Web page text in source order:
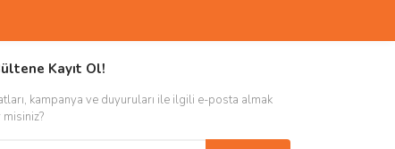
Kayıt Ol!
kampanya ve duyuruları ile ilgili e-posta almak
misiniz?